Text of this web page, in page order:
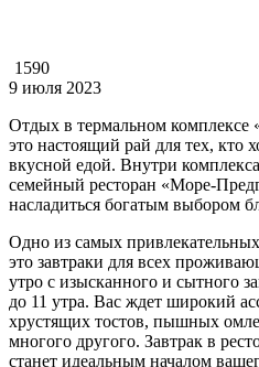
1590
9 июля 2023
Отдых в термальном
это настоящий рай для тех, кто
вкусной едой. Внутри
семейный ресторан «Море-
насладиться богатым выбором
Одно из самых
это завтраки для всех
утро с изысканного и сытного
до 11 утра. Вас ждет широкий
хрустящих тостов, пышных
многого другого. Завтрак в
станет идеальным началом